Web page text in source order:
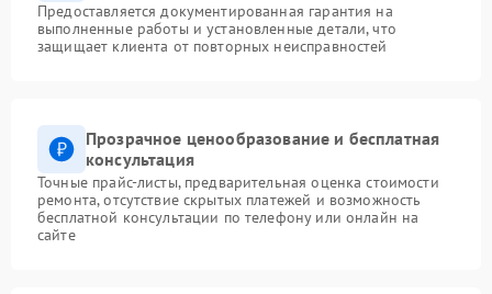
Предоставляется документированная гарантия на
выполненные работы и установленные детали, что
защищает клиента от повторных неисправностей
Прозрачное ценообразование и бесплатная
консультация
Точные прайс-листы, предварительная оценка стоимости
ремонта, отсутствие скрытых платежей и возможность
бесплатной консультации по телефону или онлайн на
сайте